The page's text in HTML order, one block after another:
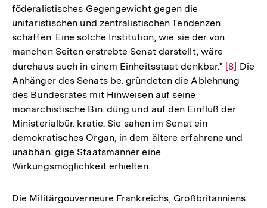
föderalistisches Gegengewicht gegen die
unitaristischen und zentralistischen Tendenzen
schaffen. Eine solche Institution, wie sie der von
manchen Seiten erstrebte Senat darstellt, wäre
durchaus auch in einem Einheitsstaat denkbar." Zur
Fußnote
[8] Die
Anhänger des Senats be. gründeten die Ablehnung
des Bundesrates mit Hinweisen auf seine
monarchistische Bin. düng und auf den Einfluß der
Ministerialbür. kratie. Sie sahen im Senat ein
demokratisches Organ, in dem ältere erfahrene und
unabhän. gige Staatsmänner eine
Wirkungsmöglichkeit erhielten.
Die Militärgouverneure Frankreichs, Großbritanniens